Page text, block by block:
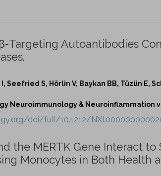
Targeting Autoantibodies
Seefried S, Hörlin V, Baykan BB, Tüzün E,
Neuroimmunology & Neuroinflammation
doi/full/10.1212/
the MERTK Gene Interact
Monocytes in Both Health